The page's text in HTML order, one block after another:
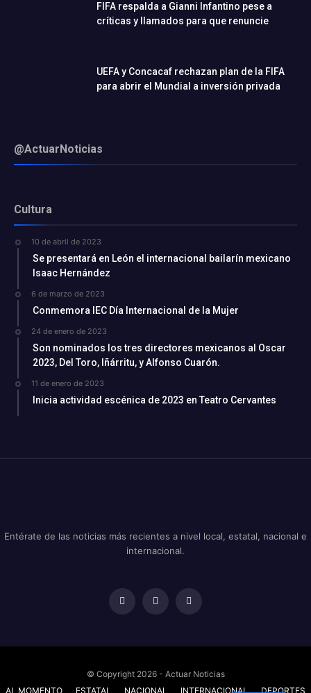
FIFA respalda a Gianni Infantino pese a
críticas y llamados para que renuncie
UEFA y Concacaf rechazan plan de la FIFA
para abrir el Mundial a inversión privada
@ActuarNoticias
Cultura
10 de abril de 2023
Se presentará en León el internacional bailarín mexicano
Isaac Hernández
6 de marzo de 2023
Conmemora IEC Día Internacional de la Mujer
24 de enero de 2023
Son nominados los tres directores mexicanos al Oscar
2023, Del Toro, Iñárritu, y Alfonso Cuarón.
11 de enero de 2023
Inicia actividad escénica de 2023 en Teatro Cervantes
Entérate de las noticias más recientes a nivel local, estatal, nacional e
internacional.
© Copyright 2026 - Actuar Noticias
AL MOMENTO
ESTATAL NACIONAL INTERNACIONAL DEPORTES